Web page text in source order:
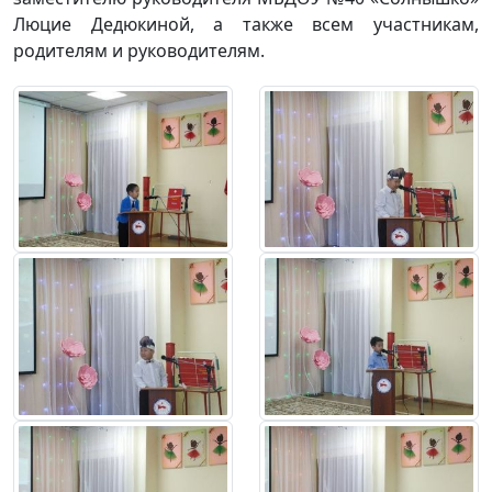
Люцие Дедюкиной, а также всем участникам,
родителям и руководителям.